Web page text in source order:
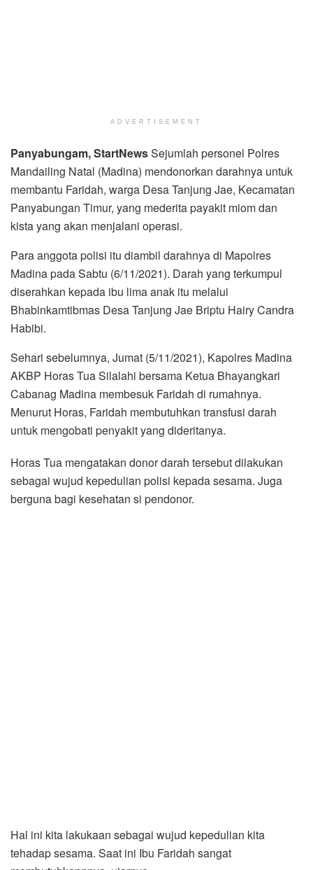
ADVERTISEMENT
Panyabungam, StartNewsSejumlah personel Polres
Mandailing Natal (Madina) mendonorkan darahnya untuk
membantu Faridah, warga Desa Tanjung Jae, Kecamatan
Panyabungan Timur, yang mederita payakit miom dan
kista yang akan menjalani operasi.
Para anggota polisi itu diambil darahnya di Mapolres
Madina pada Sabtu (6/11/2021). Darah yang terkumpul
diserahkan kepada ibu lima anak itu melalui
Bhabinkamtibmas Desa Tanjung Jae Briptu Hairy Candra
Habibi.
Sehari sebelumnya, Jumat (5/11/2021), Kapolres Madina
AKBP Horas Tua Silalahi bersama Ketua Bhayangkari
Cabanag Madina membesuk Faridah di rumahnya.
Menurut Horas, Faridah membutuhkan transfusi darah
untuk mengobati penyakit yang dideritanya.
Horas Tua mengatakan donor darah tersebut dilakukan
sebagai wujud kepedulian polisi kepada sesama. Juga
berguna bagi kesehatan si pendonor.
Hal ini kita lakukaan sebagai wujud kepedulian kita
tehadap sesama. Saat ini Ibu Faridah sangat